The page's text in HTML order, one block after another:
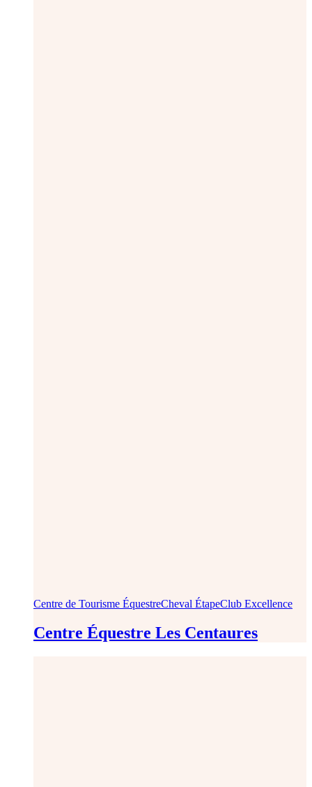
Centre de Tourisme ÉquestreCheval ÉtapeClub Excellence
Centre Équestre Les Centaures